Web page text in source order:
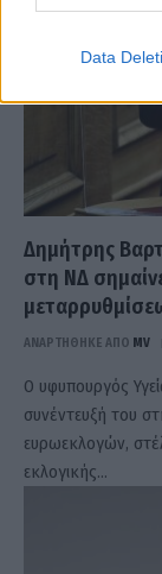
Data
Δημήτρης
στη ΝΔ
ΑΝΑΡΤΗΘΗΚΕ ΑΠΟ MV
O υφυπουργός
συνέντευξή του
ευρωεκλογών,
εκλογικής…